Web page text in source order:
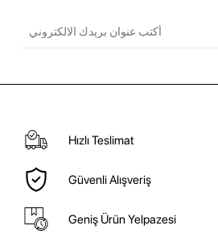
Hızlı Teslimat
Güvenli Alışveriş
Geniş Ürün Yelpazesi